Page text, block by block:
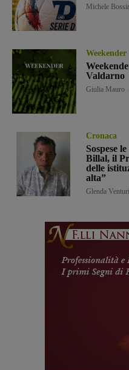
Michele
Weekender
Valdarno
Giulia Mauro
Cronaca
Sospese
Billal, il
delle
alta”
Glenda